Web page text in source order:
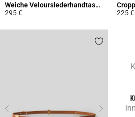
Weiche Velourslederhandtasche
295 €
225 €